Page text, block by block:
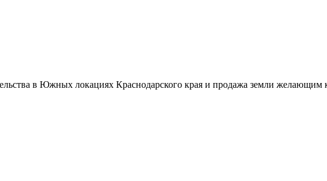
в Южных локациях Краснодарского края и продажа земли желающим